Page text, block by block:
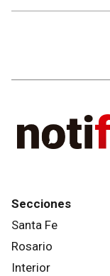
Secciones
Santa Fe
Rosario
Interior